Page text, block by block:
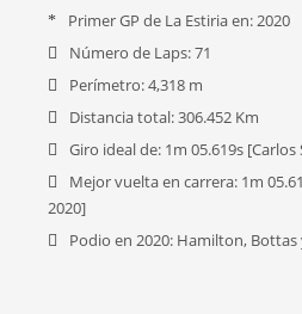
Primer GP de La Estiria en: 2020
Número de Laps: 71
Perímetro: 4,318 m
Distancia total: 306.452 Km
Giro ideal de: 1m 05.619s
Mejor vuelta en carrera: 1m
2020]
Podio en 2020: Hamilton,